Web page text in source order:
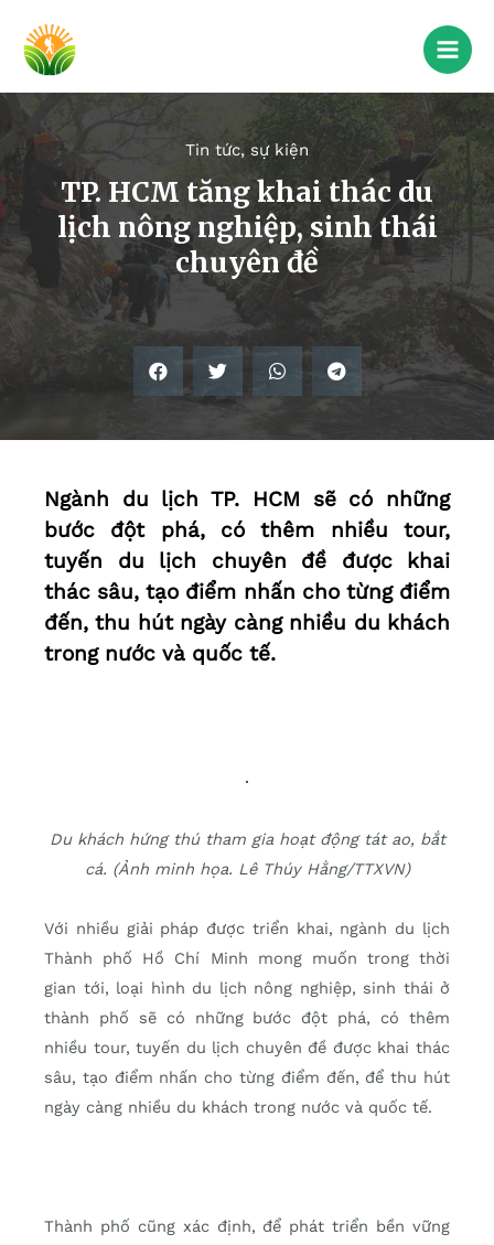
Tin tức, sự kiện
TP. HCM tăng khai thác du
lịch nông nghiệp, sinh thái
chuyên đề
Ngành du lịch TP. HCM sẽ có những
bước đột phá, có thêm nhiều tour,
tuyến du lịch chuyên đề được khai
thác sâu, tạo điểm nhấn cho từng điểm
đến, thu hút ngày càng nhiều du khách
trong nước và quốc tế.
Du khách hứng thú tham gia hoạt động tát ao, bắt
cá. (Ảnh minh họa. Lê Thúy Hằng/TTXVN)
Với nhiều giải pháp được triển khai, ngành du lịch
Thành phố Hồ Chí Minh mong muốn trong thời
gian tới, loại hình du lịch nông nghiệp, sinh thái ở
thành phố sẽ có những bước đột phá, có thêm
nhiều tour, tuyến du lịch chuyên đề được khai thác
sâu, tạo điểm nhấn cho từng điểm đến, để thu hút
ngày càng nhiều du khách trong nước và quốc tế.
Thành phố cũng xác định, để phát triển bền vững